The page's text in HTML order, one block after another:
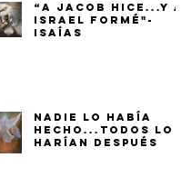
“A JACOB HICE...Y A
ISRAEL FORMÉ"-
ISAÍAS
NADIE LO HABÍA
HECHO...TODOS LO
HARÍAN DESPUÉS